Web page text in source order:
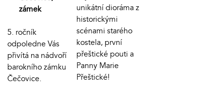
zámek
5. ročník
odpoledne Vás
přivítá na nádvoří
barokního zámku
Čečovice.
unikátní dioráma z
historickými
scénami starého
kostela, první
přeštické pouti a
Panny Marie
Přeštické!